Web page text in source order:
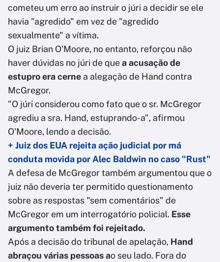
cometeu um erro ao instruir o júri a decidir se ele
havia "agredido" em vez de "agredido
sexualmente" a vítima.
O juiz Brian O'Moore, no entanto, reforçou não
haver dúvidas no júri de quea acusação de
estupro era cerne a alegação de Hand contra
McGregor.
"O júri considerou como fato que o sr. McGregor
agrediu a sra. Hand, estuprando-a", afirmou
O'Moore, lendo a decisão.
+ Juiz dos EUA rejeita ação judicial por má
conduta movida por Alec Baldwin no caso "Rust"
A defesa de McGregor também argumentou que o
juiz não deveria ter permitido questionamento
sobre as respostas "sem comentários" de
McGregor em um interrogatório policial. Esse
argumento também foi rejeitado.
Após a decisão do tribunal de apelação, Hand
abraçou várias pessoas ao seu lado. Fora do